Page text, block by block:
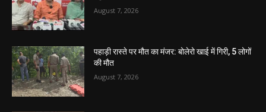
August 7, 2026
पहाड़ी रास्ते पर मौत का मंजर: बोलेरो खाई में गिरी, 5 लोगों
की मौत
August 7, 2026